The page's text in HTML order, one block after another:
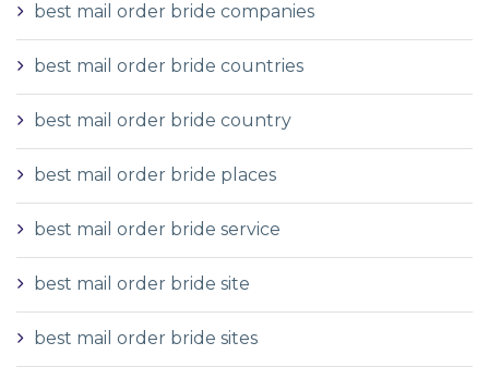
best mail order bride companies
best mail order bride countries
best mail order bride country
best mail order bride places
best mail order bride service
best mail order bride site
best mail order bride sites